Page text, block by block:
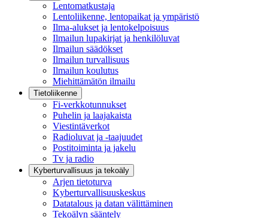
Lentomatkustaja
Lentoliikenne, lentopaikat ja ympäristö
Ilma-alukset ja lentokelpoisuus
Ilmailun lupakirjat ja henkilöluvat
Ilmailun säädökset
Ilmailun turvallisuus
Ilmailun koulutus
Miehittämätön ilmailu
Tietoliikenne
Fi-verkkotunnukset
Puhelin ja laajakaista
Viestintäverkot
Radioluvat ja -taajuudet
Postitoiminta ja jakelu
Tv ja radio
Kyberturvallisuus ja tekoäly
Arjen tietoturva
Kyberturvallisuuskeskus
Datatalous ja datan välittäminen
Tekoälyn sääntely